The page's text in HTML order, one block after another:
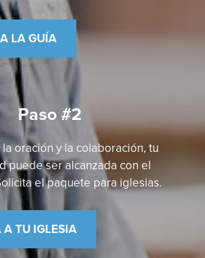
LA GUÍA
Paso #2
oración y la colaboración, tu
puede ser alcanzada con el
el paquete para iglesias.
TU IGLESIA